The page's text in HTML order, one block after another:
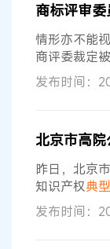
外观设计专
急启动电源
的主要部分
情形亦不能
商评委裁定
义 《商标法
国的国家名
形：一为明
其商标中使
外国政府同
发布时间：
昨日，北京
知识产权典型
品、时尚选
虎……这些人
发布时间：